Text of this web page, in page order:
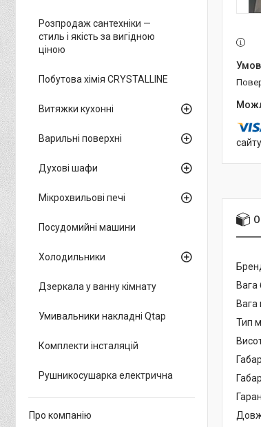
сайту.
Вага
Вага
Тип
Розпродаж сантехніки —
стиль і якість за вигідною
ціною
Побутова хімія CRYSTALLINE
Витяжки кухонні
Варильні поверхні
Духові шафи
Мікрохвильові печі
Посудомийні машини
Холодильники
Дзеркала у ванну кімнату
Умивальники накладні Qtap
Комплекти інсталяцій
Рушникосушарка електрична
Про компанію